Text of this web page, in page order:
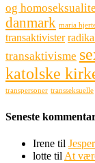
og
danmark maria
transaktivister
transaktivisme
katolske
transpersoner transseksuelle
Seneste
Irene til
lotte til At